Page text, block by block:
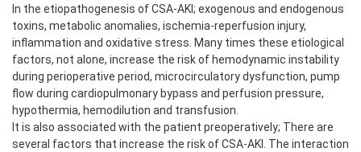
In the etiopathogenesis of CSA-AKI; exogenous and endogenous
toxins, metabolic anomalies, ischemia-reperfusion injury,
inflammation and oxidative stress. Many times these etiological
factors, not alone, increase the risk of hemodynamic instability
during perioperative period, microcirculatory dysfunction, pump
flow during cardiopulmonary bypass and perfusion pressure,
hypothermia, hemodilution and transfusion.
It is also associated with the patient preoperatively; There are
several factors that increase the risk of CSA-AKI. The interaction